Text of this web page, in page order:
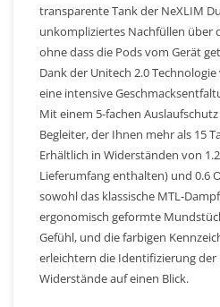
transparente Tank der NeXLIM
unkompliziertes Nachfüllen über
ohne dass die Pods vom Gerät
Dank der Unitech 2.0
eine intensive
Mit einem 5-fachen
Begleiter, der Ihnen mehr als 15
Erhältlich in Widerständen von
Lieferumfang enthalten) und 0.6
sowohl das klassische MTL-
ergonomisch geformte
Gefühl, und die farbigen
erleichtern die Identifizierung
Widerstände auf einen Blick.